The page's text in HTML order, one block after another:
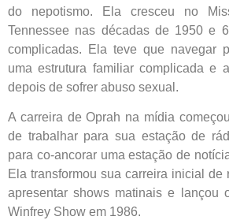
do nepotismo. Ela cresceu no
Tennessee nas décadas de 1950 e
complicadas. Ela teve que navegar
uma estrutura familiar complicada e
depois de sofrer abuso sexual.
A carreira de Oprah na mídia
de trabalhar para sua estação de
para co-ancorar uma estação de
Ela transformou sua carreira inicial de
apresentar shows matinais e lançou
Winfrey Show em 1986.